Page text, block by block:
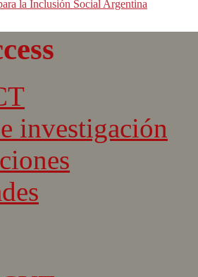
investigación